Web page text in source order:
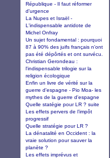
République - Il faut réformer
d'urgence
La Nupes et Israël -
L'indispensable antidote de
Michel Onfray
Un sujet fondamental : pourquoi
87 à 90% des juifs français n'ont
pas été dépôrtés et ont survécu.
Christian Gerondeau :
l'indispensable trilogie sur la
religion écologique
Enfin un livre de vérité sur la
guerre d'espagne - Pio Moa- les
mythes de la guerre d'espagne
Quelle statégie pour LR ? suite
Les effets pervers de l’impôt
progressif
Quelle stratégie pour LR ?
La dénatalité en Occident : la
vraie solution pour sauver la
planète ?
Les effets imprévus et